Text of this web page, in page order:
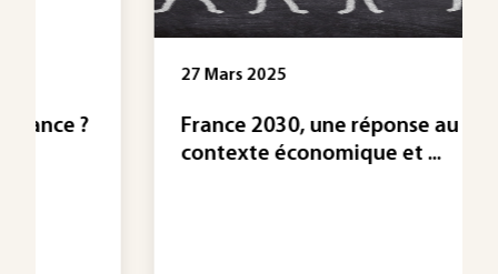
27 Mars 2025
France 2030, une réponse au
contexte économique et ...